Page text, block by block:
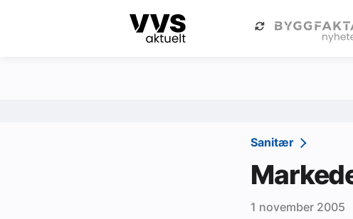
Kategorier Om VVS Aktuelt
Sanitær
1 november 2005